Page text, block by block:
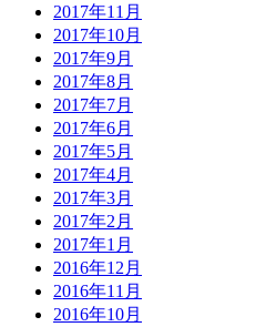
2017年11月
2017年10月
2017年9月
2017年8月
2017年7月
2017年6月
2017年5月
2017年4月
2017年3月
2017年2月
2017年1月
2016年12月
2016年11月
2016年10月